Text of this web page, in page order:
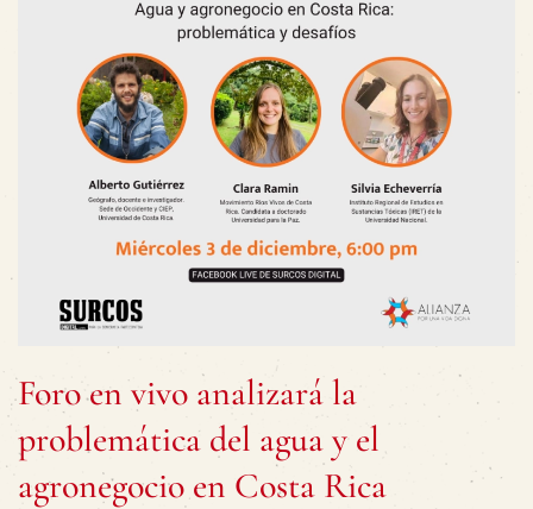
Foro en vivo analizará la
problemática del agua y el
agronegocio en Costa Rica